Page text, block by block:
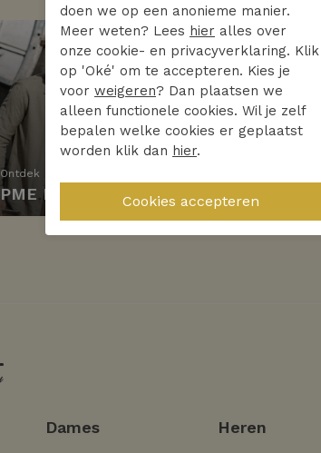
Ontdek
PME Legend Malelions
Dames
Heren
doen we op een anonieme manier.
Meer weten? Lees hier alles over
onze cookie- en privacyverklaring. Klik
op 'Oké' om te accepteren. Kies je
voor weigeren? Dan plaatsen we
alleen functionele cookies. Wil je zelf
bepalen welke cookies er geplaatst
worden klik dan hier.